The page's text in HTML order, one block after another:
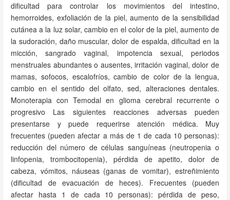
dificultad para controlar los movimientos del intestino,
hemorroides, exfoliación de la piel, aumento de la sensibilidad
cutánea a la luz solar, cambio en el color de la piel, aumento de
la sudoración, daño muscular, dolor de espalda, dificultad en la
micción, sangrado vaginal, impotencia sexual, periodos
menstruales abundantes o ausentes, irritación vaginal, dolor de
mamas, sofocos, escalofríos, cambio de color de la lengua,
cambio en el sentido del olfato, sed, alteraciones dentales.
Monoterapia con Temodal en glioma cerebral recurrente o
progresivo Las siguientes reacciones adversas pueden
presentarse y puede requerirse atención médica. Muy
frecuentes (pueden afectar a más de 1 de cada 10 personas):
reducción del número de células sanguíneas (neutropenia o
linfopenia, trombocitopenia), pérdida de apetito, dolor de
cabeza, vómitos, náuseas (ganas de vomitar), estreñimiento
(dificultad de evacuación de heces). Frecuentes (pueden
afectar hasta 1 de cada 10 personas): pérdida de peso,